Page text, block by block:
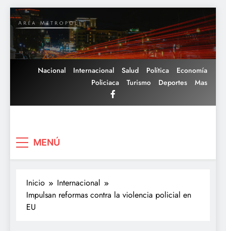
Saltar
al
contenido
Nacional Internacional Salud Política
Economía
Policiaca
Turismo Deportes Mas
MENÚ
Inicio
Internacional
Impulsan reformas contra la violencia policial en
EU